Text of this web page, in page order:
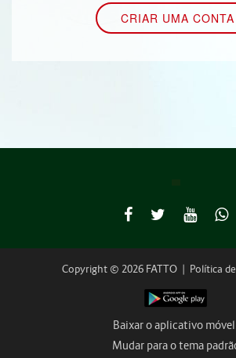
Copyright © 2026 FATTO | Política
Baixar o aplicativo
Mudar para o tema